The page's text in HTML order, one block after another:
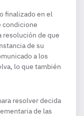
finalizado en el
condicione
de que
de su
a los
lo que también
resolver decida
de las